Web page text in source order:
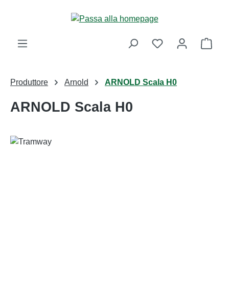
Passa al contenuto principale
Il
Produttore Arnold ARNOLD Scala H0
ARNOLD Scala H0